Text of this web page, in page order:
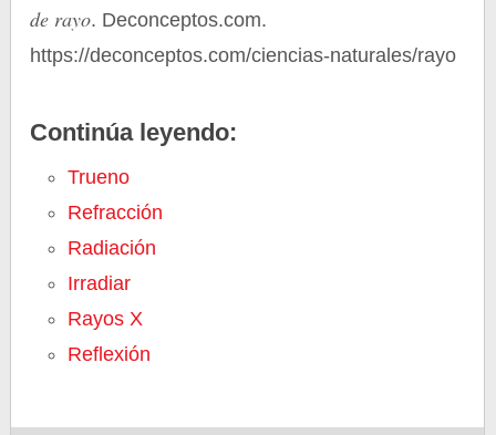
de rayo. Deconceptos.com.
https://deconceptos.com/ciencias-naturales/rayo
Continúa leyendo:
Trueno
Refracción
Radiación
Irradiar
Rayos X
Reflexión